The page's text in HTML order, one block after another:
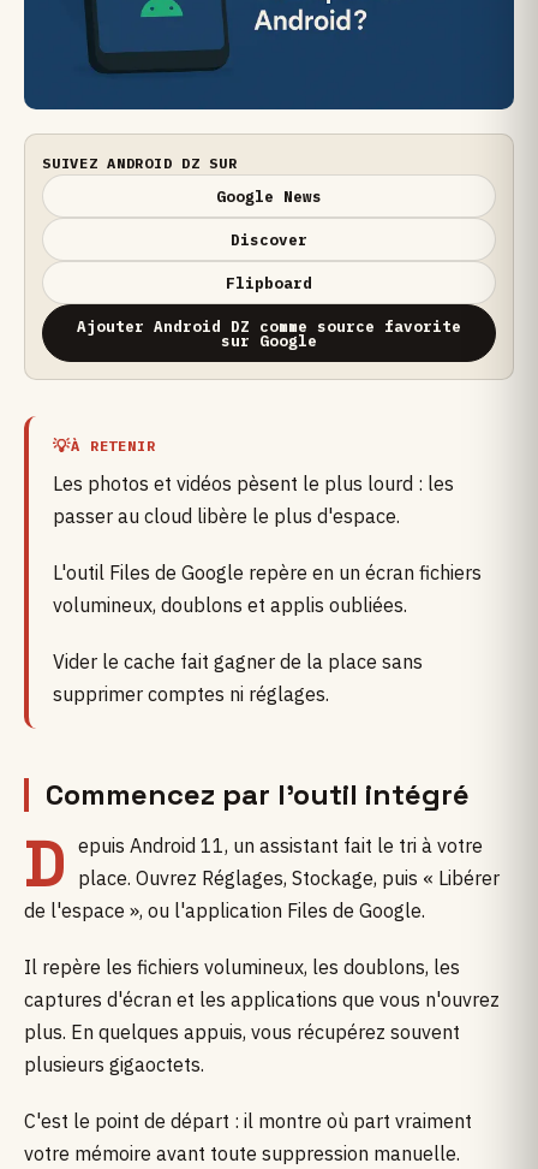
SUIVEZ ANDROID DZ SUR
Google News
Discover
Flipboard
Ajouter Android DZ comme source favorite
sur Google
À RETENIR
Les photos et vidéos pèsent le plus lourd : les
passer au cloud libère le plus d'espace.
L'outil Files de Google repère en un écran fichiers
volumineux, doublons et applis oubliées.
Vider le cache fait gagner de la place sans
supprimer comptes ni réglages.
Commencez par l'outil intégré
D
epuis Android 11, un assistant fait le tri à votre
place. Ouvrez Réglages, Stockage, puis « Libérer
de l'espace », ou l'application Files de Google.
Il repère les fichiers volumineux, les doublons, les
captures d'écran et les applications que vous n'ouvrez
plus. En quelques appuis, vous récupérez souvent
plusieurs gigaoctets.
C'est le point de départ : il montre où part vraiment
votre mémoire avant toute suppression manuelle.